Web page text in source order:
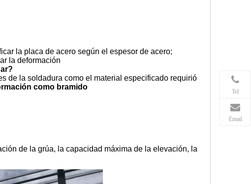
la placa de acero según el espesor de acero;
la deformación
de la soldadura como el material especificado requirió
como bramido
de la grúa, la capacidad máxima de la elevación, la
Tel
Email